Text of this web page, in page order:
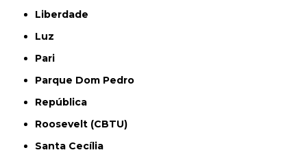
Liberdade
Luz
Pari
Parque Dom Pedro
República
Roosevelt (CBTU)
Santa Cecília